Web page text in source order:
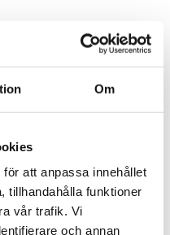
Om
att anpassa innehållet
tillhandahålla funktioner
vår trafik. Vi
och annan
den 12 januari kl 11.30
direkt via länken
Har du några
för anmälan